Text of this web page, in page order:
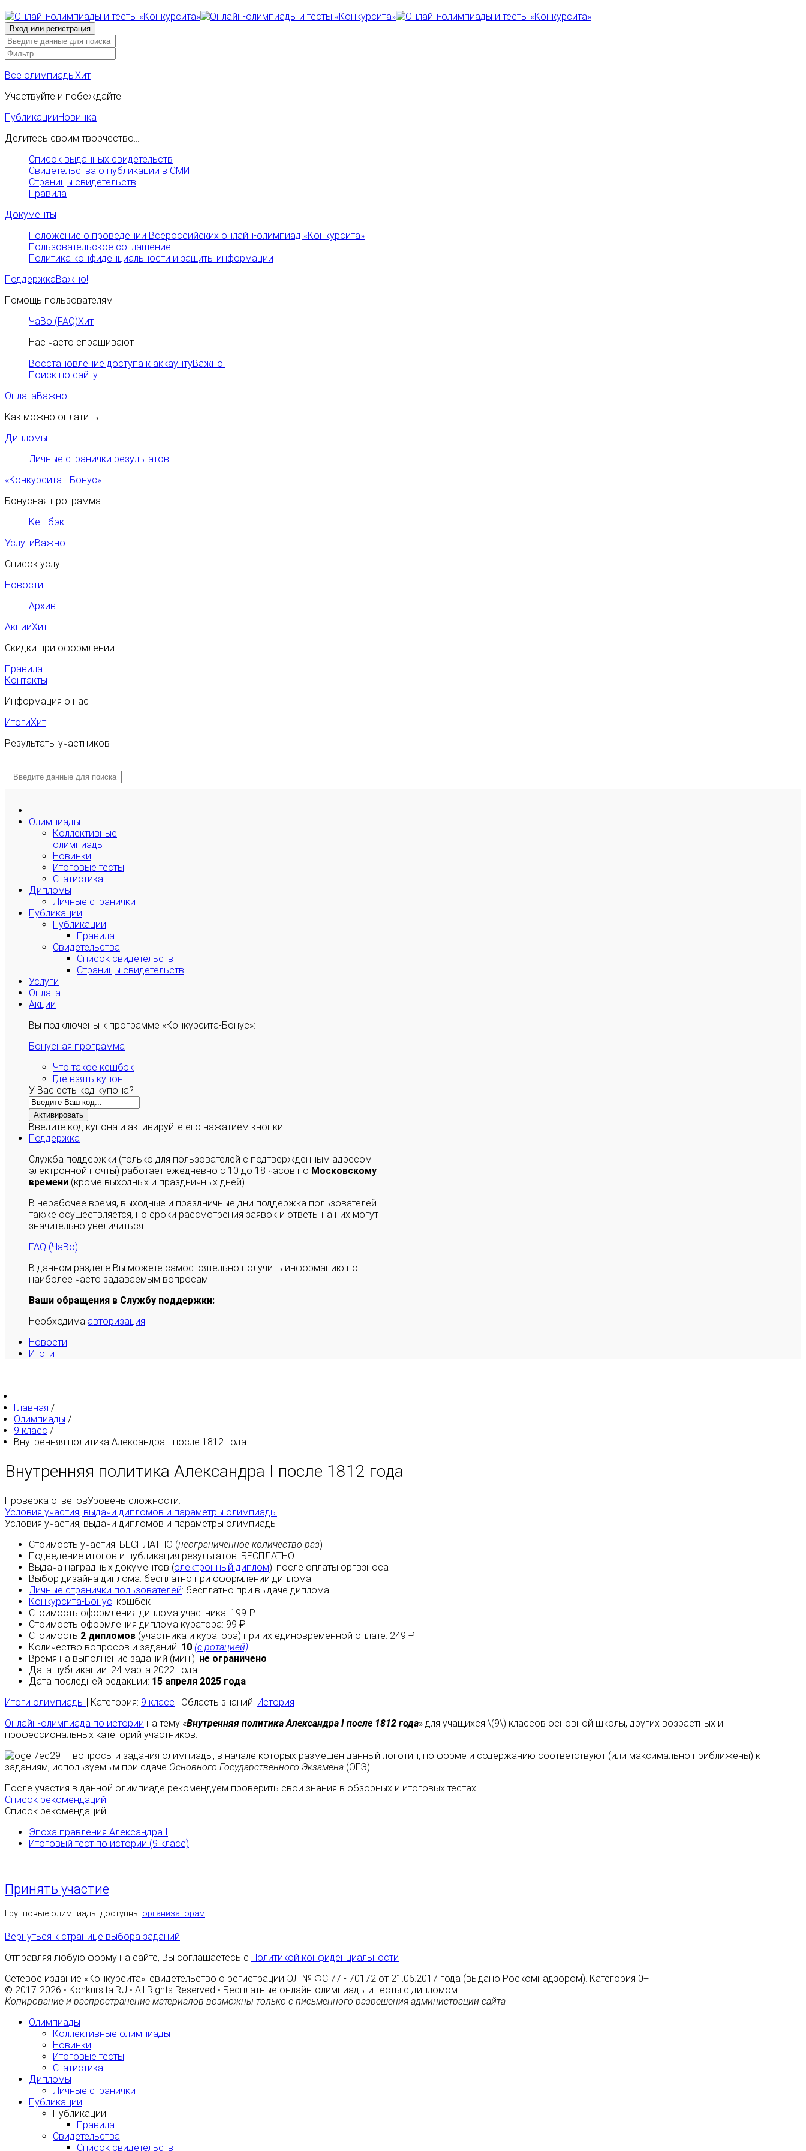
Все олимпиадыХит
Участвуйте и побеждайте
ПубликацииНовинка
Делитесь своим творчество...
Список выданных свидетельств
Свидетельства о публикации в СМИ
Страницы свидетельств
Правила
Документы
Положение о проведении Всероссийских онлайн-олимпиад «Конкурсита»
Пользовательское соглашение
Политика конфиденциальности и защиты информации
ПоддержкаВажно!
Помощь пользователям
ЧаВо (FAQ)Хит
Нас часто спрашивают
Восстановление доступа к аккаунтуВажно!
Поиск по сайту
ОплатаВажно
Как можно оплатить
Дипломы
Личные странички результатов
«Конкурсита - Бонус»
Бонусная программа
Кешбэк
УслугиВажно
Список услуг
Новости
Архив
АкцииХит
Скидки при оформлении
Правила
Контакты
Информация о нас
ИтогиХит
Результаты участников
Олимпиады
Коллективные
олимпиады
Новинки
Итоговые тесты
Статистика
Дипломы
Личные странички
Публикации
Публикации
Правила
Свидетельства
Список свидетельств
Страницы свидетельств
Услуги
Оплата
Акции
Вы подключены к программе «Конкурсита-Бонус»:
Бонусная программа
Что такое кешбэк
Где взять купон
У Вас есть код купона?
Активировать
Введите код купона и активируйте его нажатием кнопки
Поддержка
Служба поддержки (только для пользователей с подтвержденным адресом
электронной почты) работает ежедневно с 10 до 18 часов по Московскому
времени (кроме выходных и праздничных дней).
В нерабочее время, выходные и праздничные дни поддержка пользователей
также осуществляется, но сроки рассмотрения заявок и ответы на них могут
значительно увеличиться.
FAQ (ЧаВо)
В данном разделе Вы можете самостоятельно получить информацию по
наиболее часто задаваемым вопросам.
Ваши обращения в Службу поддержки:
Необходима авторизация
Новости
Итоги
Главная /
Олимпиады /
9 класс /
Внутренняя политика Александра I после 1812 года
Внутренняя политика Александра I после 1812 года
Проверка ответовУровень сложности:
Условия участия, выдачи дипломов и параметры олимпиады
Условия участия, выдачи дипломов и параметры олимпиады
Стоимость участия: БЕСПЛАТНО (неограниченное количество раз)
Подведение итогов и публикация результатов: БЕСПЛАТНО
Выдача наградных документов (электронный диплом): после оплаты оргвзноса
Выбор дизайна диплома: бесплатно при оформлении диплома
Личные странички пользователей: бесплатно при выдаче диплома
Конкурсита-Бонус: кэшбек
Стоимость оформления диплома участника: 199 ₽
Стоимость оформления диплома куратора: 99 ₽
Стоимость 2 дипломов (участника и куратора) при их единовременной оплате: 249 ₽
Количество вопросов и заданий: 10 (с ротацией)
Время на выполнение заданий (мин.): не ограничено
Дата публикации: 24 марта 2022 года
Дата последней редакции: 15 апреля 2025 года
Итоги олимпиады
| Категория: 9 класс | Область знаний: История
Онлайн-олимпиада по истории на тему «Внутренняя политика Александра I после 1812 года» для учащихся \(9\) классов основной школы, других возрастных и
профессиональных категорий участников.
— вопросы и задания олимпиады, в начале которых размещён данный логотип, по форме и содержанию соответствуют (или максимально приближены) к
заданиям, используемым при сдаче Основного Государственного Экзамена (ОГЭ).
После участия в данной олимпиаде рекомендуем проверить свои знания в обзорных и итоговых тестах.
Список рекомендаций
Список рекомендаций
Эпоха правления Александра I
Итоговый тест по истории (9 класс)
Принять участие
Групповые олимпиады доступны организаторам
Вернуться к странице выбора заданий
Отправляя любую форму на сайте, Вы соглашаетесь с Политикой конфиденциальности
Сетевое издание «Конкурсита»: свидетельство о регистрации ЭЛ № ФС 77 - 70172 от 21.06.2017 года (выдано Роскомнадзором). Категория 0+
© 2017-2026 • Konkursita.RU • All Rights Reserved • Бесплатные онлайн-олимпиады и тесты с дипломом
Копирование и распространение материалов возможны только с письменного разрешения администрации сайта
Олимпиады
Коллективные олимпиады
Новинки
Итоговые тесты
Статистика
Дипломы
Личные странички
Публикации
Публикации
Правила
Свидетельства
Список свидетельств